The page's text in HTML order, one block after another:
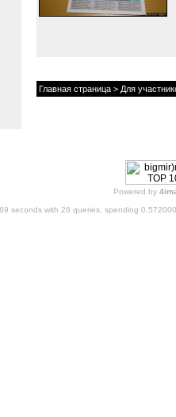
Главная страница > Для
Powered by
seconds with 26 queries, spending